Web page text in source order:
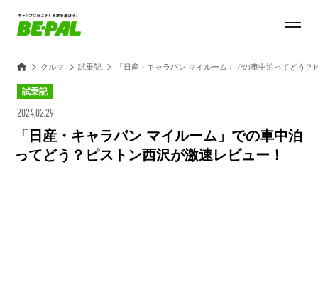
クルマ 試乗記 「日産・キャラバン マイルーム」での車中泊ってどう
試乗記
2024.02.29
「日産・キャラバン マイルーム」での車中泊
ってどう？ピストン西沢が激速レビュー！